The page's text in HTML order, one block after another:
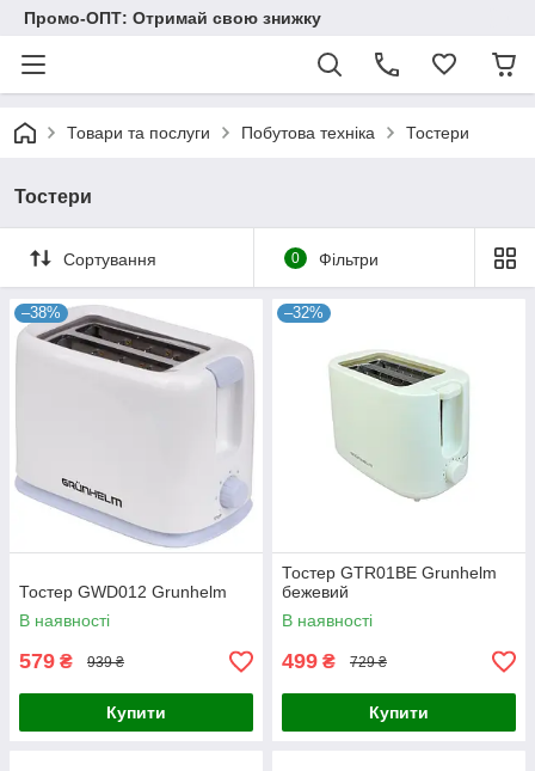
Промо-ОПТ: Отримай свою знижку
Товари та послуги Побутова техніка Тостери
Тостери
Сортування 0 Фільтри
–38%
Тостер GWD012 Grunhelm
В наявності
579 ₴ 939 ₴
Купити
–32%
Тостер GTR01BE Grunhelm
бежевий
В наявності
499 ₴ 729 ₴
Купити